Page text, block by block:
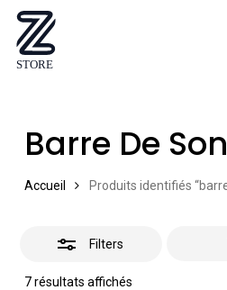
Skip
main
Barre De Son
Accueil Produits identifiés
Filters
7 résultats affichés